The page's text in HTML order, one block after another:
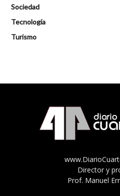
Sociedad
Tecnología
Turismo
Director y
Prof. Manuel